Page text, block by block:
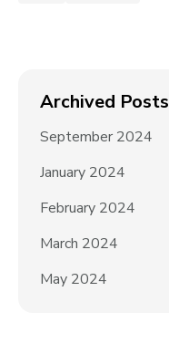
Archived Posts
September 2024
January 2024
February 2024
March 2024
May 2024